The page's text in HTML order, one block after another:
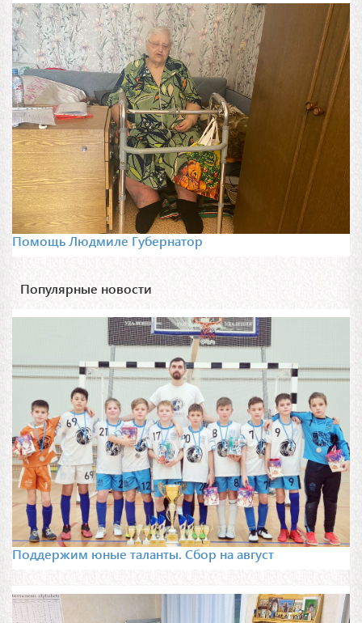
Помощь Людмиле Губернатор
Популярные новости
Поддержим юные таланты. Сбор на август